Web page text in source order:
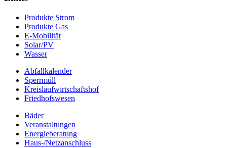
Produkte Strom
Produkte Gas
E-Mobilität
Solar/PV
Wasser
Abfallkalender
Sperrmüll
Kreislaufwirtschaftshof
Friedhofswesen
Bäder
Veranstaltungen
Energieberatung
Haus-/Netzanschluss